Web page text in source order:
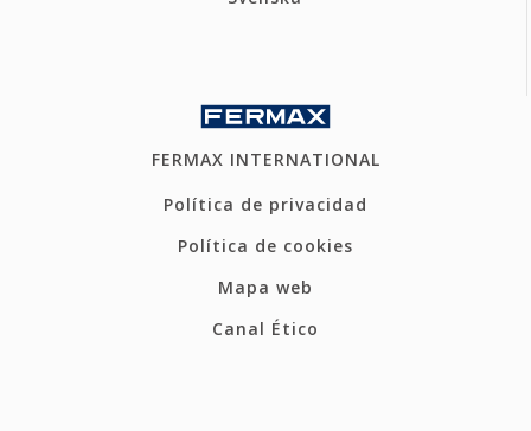
FERMAX INTERNATIONAL
Política de privacidad
Política de cookies
Mapa web
Canal Ético